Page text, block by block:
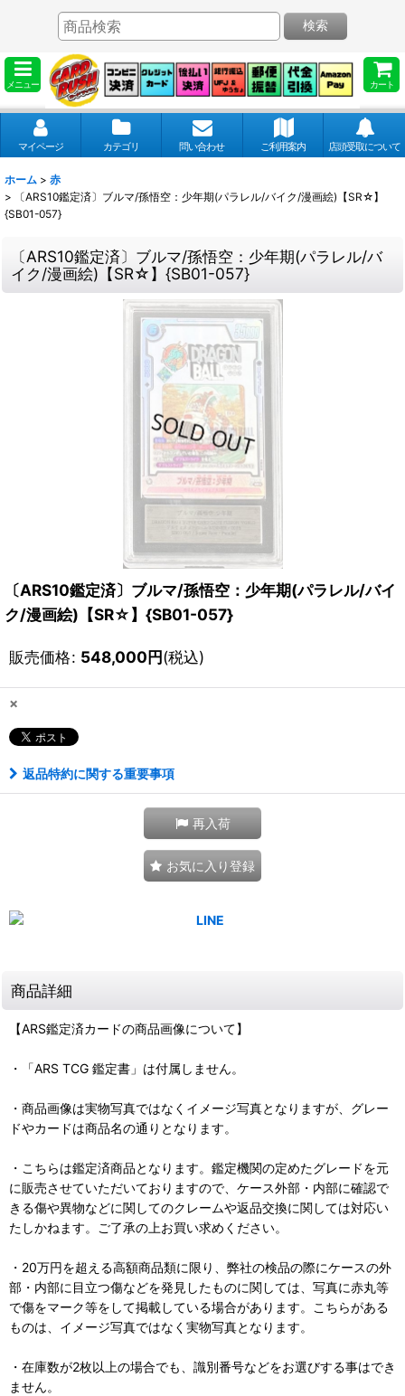
メニュー カート
検索
マイページ カテゴリ 問い合わせ ご利用案内 店頭受取について
ホーム > 赤
>
〔ARS10鑑定済〕ブルマ/孫悟空：少年期(パラレル/バイク/漫画絵)【SR☆】
{SB01-057}
〔ARS10鑑定済〕ブルマ/孫悟空：少年期(パラレル/バ
イク/漫画絵)【SR☆】{SB01-057}
〔ARS10鑑定済〕ブルマ/孫悟空：少年期(パラレル/バイ
ク/漫画絵)【SR☆】{SB01-057}
販売価格: 548,000円(税込)
×
返品特約に関する重要事項
再入荷
お気に入り登録
商品詳細
【ARS鑑定済カードの商品画像について】
・「ARS TCG 鑑定書」は付属しません。
・商品画像は実物写真ではなくイメージ写真となりますが、グレー
ドやカードは商品名の通りとなります。
・こちらは鑑定済商品となります。鑑定機関の定めたグレードを元
に販売させていただいておりますので、ケース外部・内部に確認で
きる傷や異物などに関してのクレームや返品交換に関しては対応い
たしかねます。ご了承の上お買い求めください。
・20万円を超える高額商品類に限り、弊社の検品の際にケースの外
部・内部に目立つ傷などを発見したものに関しては、写真に赤丸等
で傷をマーク等をして掲載している場合があります。こちらがある
ものは、イメージ写真ではなく実物写真となります。
・在庫数が2枚以上の場合でも、識別番号などをお選びする事はでき
ません。